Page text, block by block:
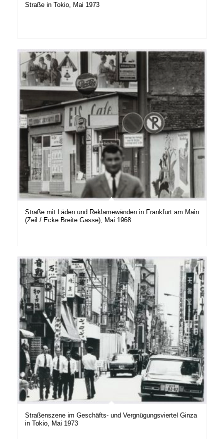
Straße in Tokio, Mai 1973
Straße mit Läden und Reklamewänden in Frankfurt am Main
(Zeil / Ecke Breite Gasse), Mai 1968
Straßenszene im Geschäfts- und Vergnügungsviertel Ginza
in Tokio, Mai 1973